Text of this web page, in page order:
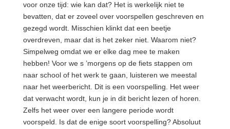
voor onze tijd: wie kan dat? Het is werkelijk niet te
bevatten, dat er zoveel over voorspellen geschreven en
gezegd wordt. Misschien klinkt dat een beetje
overdreven, maar dat is het zeker niet. Waarom niet?
Simpelweg omdat we er elke dag mee te maken
hebben! Voor we s ’morgens op de fiets stappen om
naar school of het werk te gaan, luisteren we meestal
naar het weerbericht. Dit is een voorspelling. Het weer
dat verwacht wordt, kun je in dit bericht lezen of horen.
Zelfs het weer over een langere periode wordt
voorspeld. Is dat de enige soort voorspelling? Absoluut